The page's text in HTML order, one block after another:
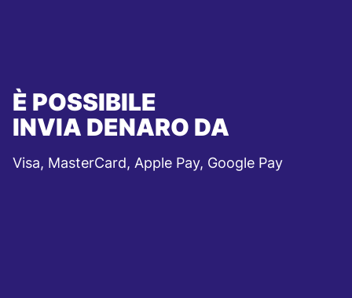
È POSSIBILE
INVIA DENARO DA
Visa, MasterCard, Apple Pay, Google Pay